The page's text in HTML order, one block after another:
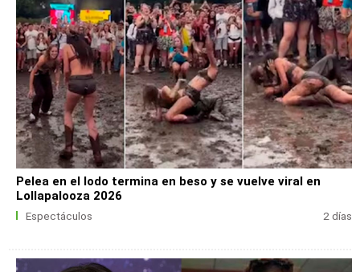
Pelea en el lodo termina en beso y se vuelve viral en
Lollapalooza 2026
Espectáculos 2 días